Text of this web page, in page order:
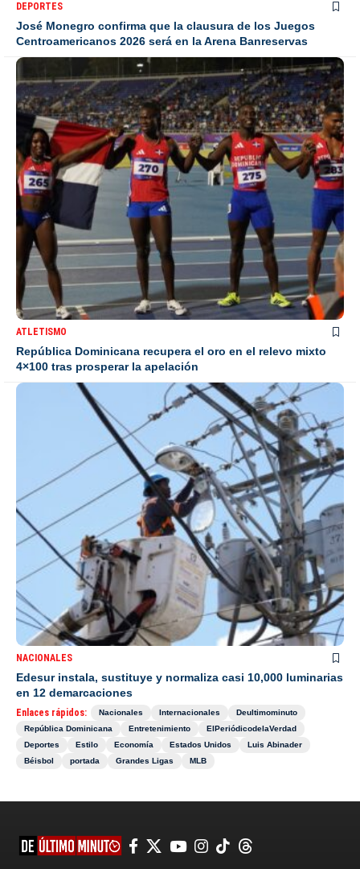
DEPORTES
José Monegro confirma que la clausura de los Juegos
Centroamericanos 2026 será en la Arena Banreservas
ATLETISMO
República Dominicana recupera el oro en el relevo mixto
4×100 tras prosperar la apelación
NACIONALES
Edesur instala, sustituye y normaliza casi 10,000 luminarias
en 12 demarcaciones
Enlaces rápidos: Nacionales Internacionales
Deultimominuto
República Dominicana
Entretenimiento
ElPeriódicodelaVerdad
Deportes
Estilo Economía Estados Unidos
Luis Abinader
Béisbol
portada Grandes Ligas MLB